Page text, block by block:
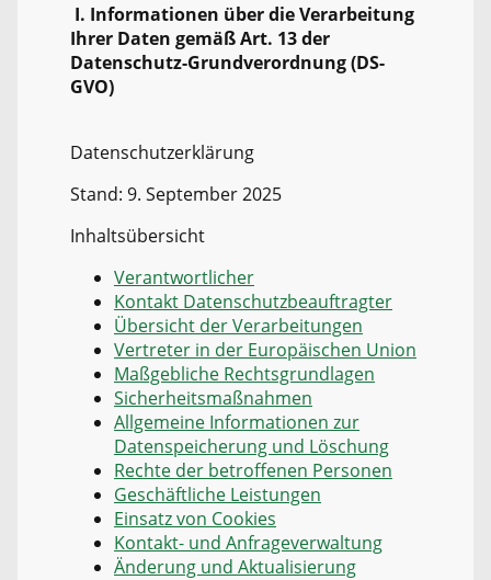
I. Informationen über die Verarbeitung
Ihrer Daten gemäß Art. 13 der
Datenschutz-Grundverordnung (DS-
GVO)
Datenschutzerklärung
Stand: 9. September 2025
Inhaltsübersicht
Verantwortlicher
Kontakt Datenschutzbeauftragter
Übersicht der Verarbeitungen
Vertreter in der Europäischen Union
Maßgebliche Rechtsgrundlagen
Sicherheitsmaßnahmen
Allgemeine Informationen zur
Datenspeicherung und Löschung
Rechte der betroffenen Personen
Geschäftliche Leistungen
Einsatz von Cookies
Kontakt- und Anfrageverwaltung
Änderung und Aktualisierung